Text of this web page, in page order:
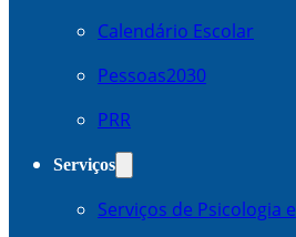
Calendário Escolar
Pessoas2030
PRR
Serviços
Serviços de Psicologia e